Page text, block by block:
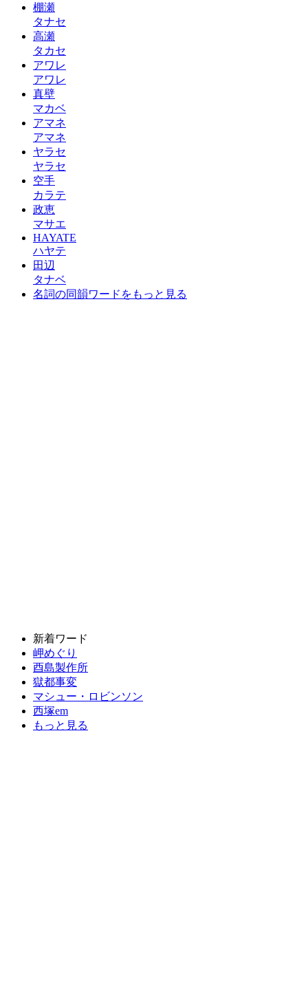
棚瀬
タナセ
高瀬
タカセ
アワレ
アワレ
真壁
マカベ
アマネ
アマネ
ヤラセ
ヤラセ
空手
カラテ
政恵
マサエ
HAYATE
ハヤテ
田辺
タナベ
名詞の同韻ワードをもっと見る
新着ワード
岬めぐり
酉島製作所
獄都事変
マシュー・ロビンソン
西塚em
もっと見る